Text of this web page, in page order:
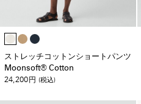
ストレッチコットンショートパンツ
Moonsoft® Cotton
24,200円 (税込)